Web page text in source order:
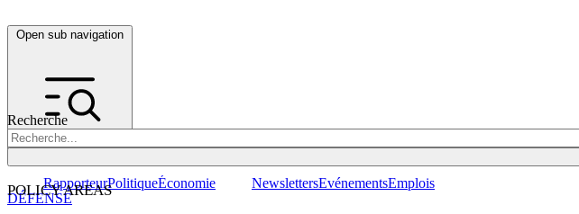
Open sub navigation
Recherche
POLICY AREAS
RapporteurPolitiqueÉconomie NewslettersEvénementsEmplois
DÉFENSE